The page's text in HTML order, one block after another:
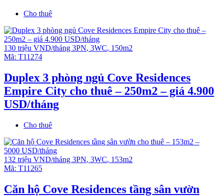
Cho thuê
130 triệu VND/tháng 3PN, 3WC, 150m2
Mã: T11274
Duplex 3 phòng ngủ Cove Residences
Empire City cho thuê – 250m2 – giá 4.900
USD/tháng
Cho thuê
132 triệu VND/tháng 3PN, 3WC, 153m2
Mã: T11265
Căn hộ Cove Residences tầng sân vườn